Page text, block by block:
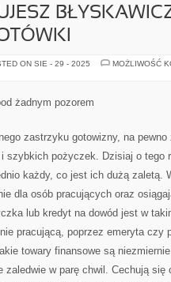
ON SIE - 29 - 2025
MOŻLIWOŚĆ
żadnym pozorem
zastrzyku gotowizny, na
szybkich pożyczek. Dzisiaj o tego
każdy, co jest ich dużą zaletą.
dla osób pracujących oraz
lub kredyt na dowód jest w
pracującą, poprzez emeryta czy
towary finansowe są
w parę chwil. Cechują się